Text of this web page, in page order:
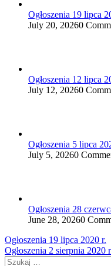
Ogłoszenia 19 lipca
July 20, 20260
Ogłoszenia 12 lipca
July 12, 20260
Ogłoszenia 5 lipca
July 5, 20260
Ogłoszenia 28
June 28, 20260
Nawigacja
wpisu
Ogłoszenia 19 lipca 2020 r.
Ogłoszenia 2 sierpnia 2020
Szukaj: